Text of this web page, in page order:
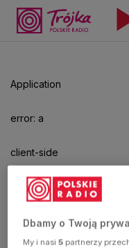
Application
error: a
client-side
exception
has
aby
odtwarzać.
Dbamy o Twoją
My i nasi5 partnerzy